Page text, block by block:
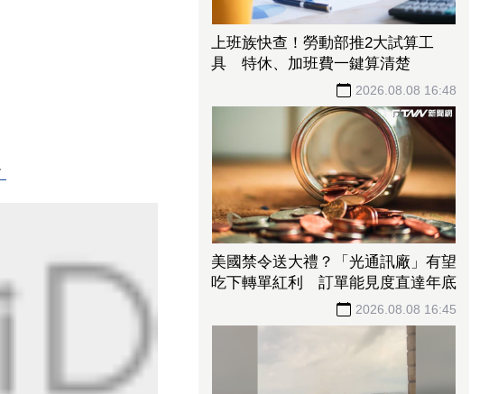
上班族快查！勞動部推2大試算工
具 特休、加班費一鍵算清楚
2026.08.08 16:48
美國禁令送大禮？「光通訊廠」有望
吃下轉單紅利 訂單能見度直達年底
2026.08.08 16:45